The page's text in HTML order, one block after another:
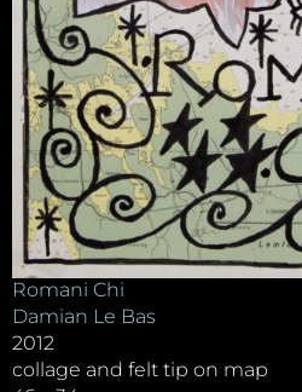
Romani Chi
Damian Le Bas
2012
collage and felt tip on map